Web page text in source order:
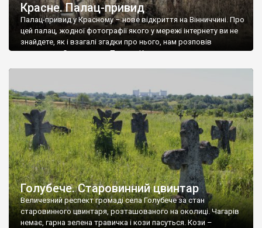
Красне. Палац-привид
Палац-привид у Красному – нове відкриття на Вінниччині. Про
цей палац, жодної фотографії якого у мережі інтернету ви не
знайдете, як і взагалі згадки про нього, нам розповів
мешканець Самгородка. Палац у Красному вразив не лише
Голубече. Старовинний цвинтар
Величезний респект громаді села Голубече за стан
старовинного цвинтаря, розташованого на околиці. Чагарів
немає, гарна зелена травичка і кози пасуться. Кози –